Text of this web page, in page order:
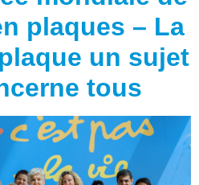
plaques – La
un sujet
tous